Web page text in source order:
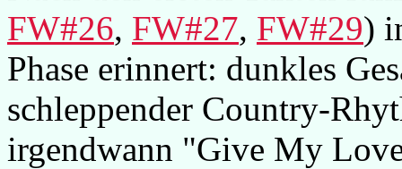
FW#26, FW#27, FW#29)
Phase erinnert: dunkles
schleppender Country-
irgendwann "Give My